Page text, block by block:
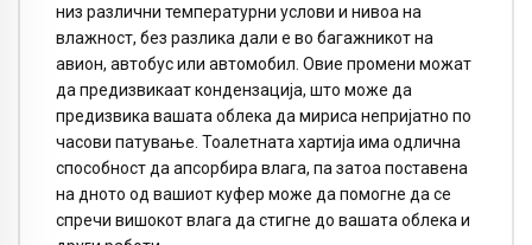
низ различни температурни услови и нивоа на
влажност, без разлика дали е во багажникот на
авион, автобус или автомобил. Овие промени можат
да предизвикаат кондензација, што може да
предизвика вашата облека да мириса непријатно по
часови патување. Тоалетната хартија има одлична
способност да апсорбира влага, па затоа поставена
на дното од вашиот куфер може да помогне да се
спречи вишокот влага да стигне до вашата облека и